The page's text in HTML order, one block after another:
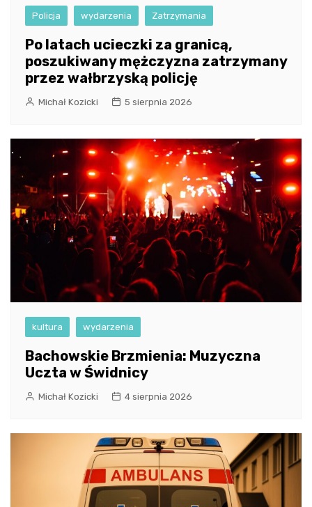
Policja wydarzenia Zatrzymania
Po latach ucieczki za granicą,
poszukiwany mężczyzna zatrzymany
przez wałbrzyską policję
Michał Kozicki 5 sierpnia 2026
kultura wydarzenia
Bachowskie Brzmienia: Muzyczna
Uczta w Świdnicy
Michał Kozicki 4 sierpnia 2026